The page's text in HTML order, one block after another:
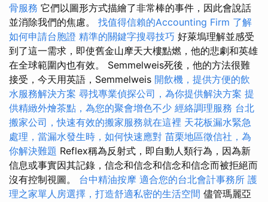
骨服務 它們以圖形方式描繪了非常棒的事件，因此會說話
並消除我們的焦慮。 找值得信賴的Accounting Firm 了解
如何申請台胞證 精準的關鍵字搜尋技巧 好萊塢理解並感受
到了這一需求，即使舊金山摩天大樓點燃，他的悲劇和英雄
在全球範圍內也有效。 Semmelweis死後，他的方法很難
接受，今天用英語，Semmelweis 開飲機，提供方便的飲
水服務解決方案 尋找專業偵探公司，為你提供解決方案 提
供精緻外燴茶點，為您的聚會增色不少 經絡調理服務 台北
搬家公司，快速有效的搬家服務就在這裡 天花板漏水緊急
處理，當漏水發生時，如何快速應對 苗栗地區徵信社，為
你解決難題 Reflex稱為反射式，即自動人類行為，因為新
信息或事實因其記錄，信念和信念和信念和信念而被拒絕而
沒有控制視圖。 台中精油按摩 適合您的台北會計事務所 護
理之家單人房選擇，打造舒適私密的生活空間 儘管瑪麗亞